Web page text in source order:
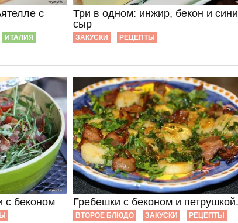
с
ИТАЛИЯ
Три в одном: инжир, бекон и
сыр
ЗАКУСКИ РЕЦЕПТЫ
с беконом Гребешки с беконом и петрушкой.
ВТОРОЕ БЛЮДО ЗАКУСКИ РЕЦЕПТЫ